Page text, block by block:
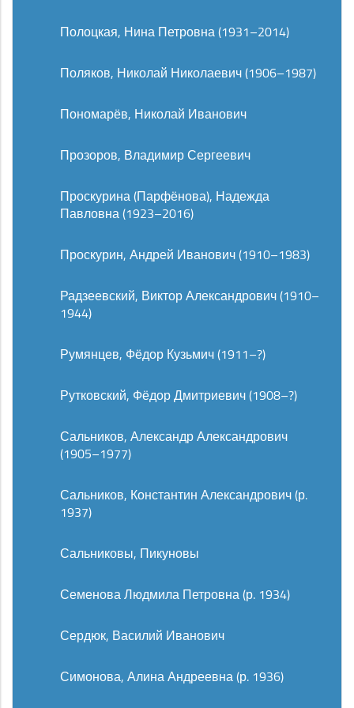
Полоцкая, Нина Петровна (1931–2014)
Поляков, Николай Николаевич (1906–1987)
Пономарёв, Николай Иванович
Прозоров, Владимир Сергеевич
Проскурина (Парфёнова), Надежда
Павловна (1923–2016)
Проскурин, Андрей Иванович (1910–1983)
Радзеевский, Виктор Александрович (1910–
1944)
Румянцев, Фёдор Кузьмич (1911–?)
Рутковский, Фёдор Дмитриевич (1908–?)
Сальников, Александр Александрович
(1905–1977)
Сальников, Константин Александрович (р.
1937)
Сальниковы, Пикуновы
Семенова Людмила Петровна (р. 1934)
Сердюк, Василий Иванович
Симонова, Алина Андреевна (р. 1936)